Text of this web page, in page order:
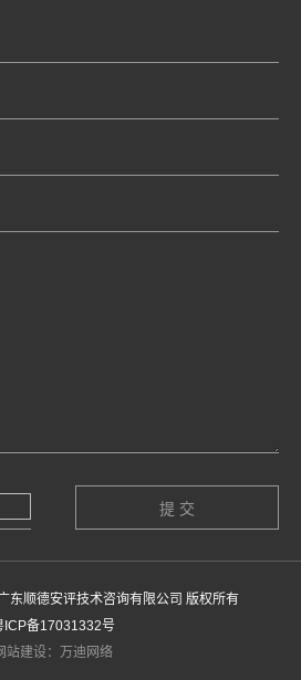
东顺德安评技术咨询有限公司 版权所有
ICP备17031332号
站建设：万迪网络